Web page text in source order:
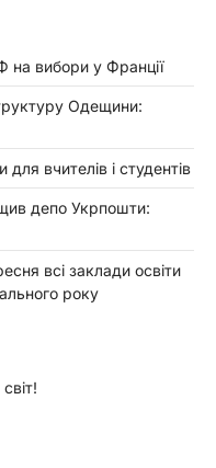
на вибори у Франції
Одещини:
вчителів і студентів
депо Укрпошти:
всі заклади освіти
року